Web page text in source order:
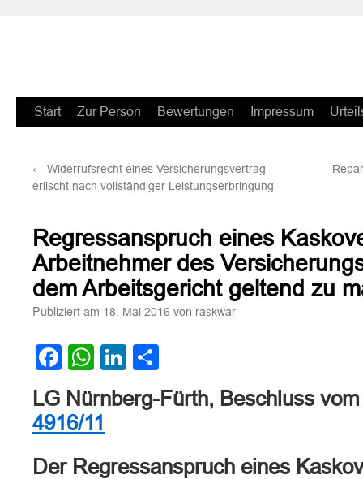
Zum
springen
Start Zur Person Bewertungen Impressum
← Widerrufsrecht eines Versicherungsvertrag
erlischt nach vollständiger Leistungserbringung
Regressanspruch eines
Arbeitnehmer des
dem Arbeitsgericht geltend zu
Publiziert am 18. Mai 2016 von raskwar
Facebook
WhatsApp
LinkedIn
LG Nürnberg-Fürth, Beschluss
4916/11
Der Regressanspruch eines